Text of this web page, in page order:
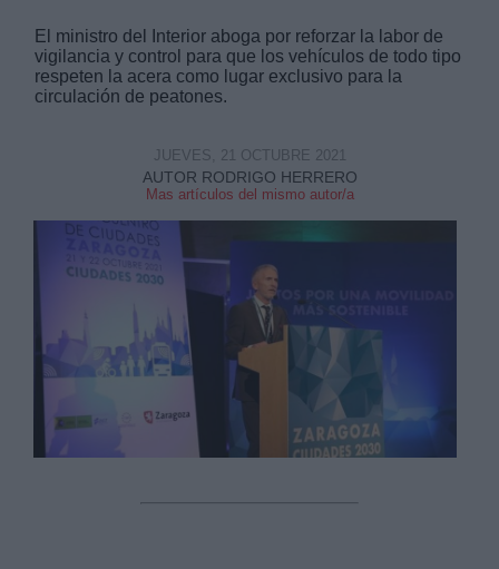
El ministro del Interior aboga por reforzar la labor de
vigilancia y control para que los vehículos de todo tipo
respeten la acera como lugar exclusivo para la
circulación de peatones.
AUTOR RODRIGO HERRERO
Mas artículos del mismo autor/a
JUEVES, 21 OCTUBRE 2021
Información adicional